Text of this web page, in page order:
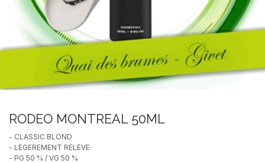
RODEO MONTREAL 50ML
- CLASSIC BLOND
- LEGEREMENT RELEVE
- PG 50 % / VG 50 %